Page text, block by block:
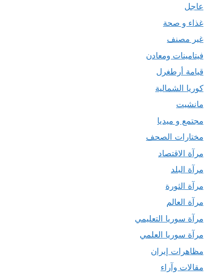
عاجل
غذاء و صحة
غير مصنف
فيتامينات ومعادن
قيامة أرطغرل
كوريا الشمالية
مانشيت
مجتمع و ميديا
مختارات الصحف
مرآة الاقتصاد
مرآة البلد
مرآة الثورة
مرآة العالم
مرآة سوريا التعليمي
مرآة سوريا العلمي
مظاهرات إيران
مقالات وآراء